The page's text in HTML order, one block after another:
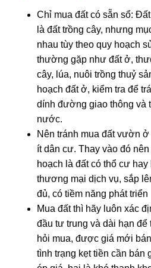
Chỉ mua đất có sẵn sổ:
là đất trồng cây, nhưng
nhau tùy theo quy hoạch
thường gặp như đất ở,
cây, lúa, nuôi trồng thuỷ
hoạch đất ở, kiểm tra để
dính đường giao thông và
nước.
Nên tránh mua đất vườn
ít dân cư. Thay vào đó
hoạch là đất có thổ cư
thương mại dịch vụ, sắp
đủ, có tiềm năng phát triển
Mua đất thì hãy luôn xác
đầu tư trung và dài hạn
hỏi mua, được giá mới
tình trạng kẹt tiền cần bán